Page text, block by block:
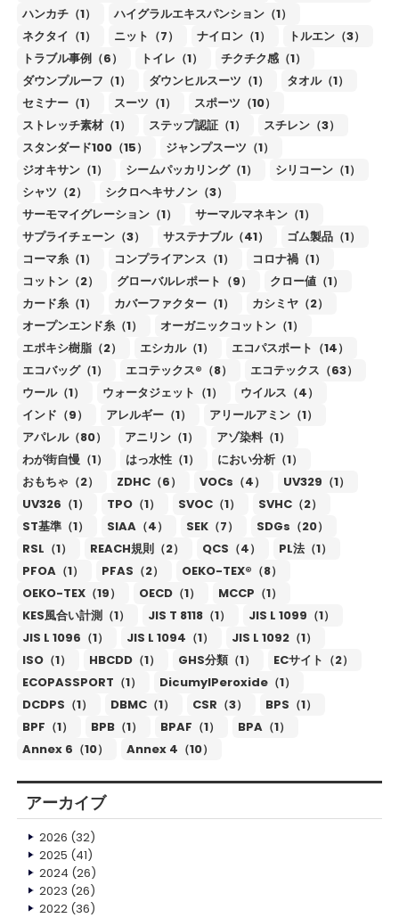
ハンカチ（1）
ハイグラルエキスパンション（1）
ネクタイ（1）
ニット（7） ナイロン（1）
トルエン（3）
トラブル事例（6）
トイレ（1）
チクチク感（1）
ダウンプルーフ（1）
ダウンヒルスーツ（1）
タオル（1）
セミナー（1）
スーツ（1）
スポーツ（10）
ストレッチ素材（1）
ステップ認証（1）
スチレン（3）
スタンダード100（15）
ジャンプスーツ（1）
ジオキサン（1）
シームパッカリング（1）
シリコーン（1）
シャツ（2）
シクロヘキサノン（3）
サーモマイグレーション（1）
サーマルマネキン（1）
サプライチェーン（3）
サステナブル（41）
ゴム製品（1）
コーマ糸（1）
コンプライアンス（1）
コロナ禍（1）
コットン（2）
グローバルレポート（9）
クロー値（1）
カード糸（1）
カバーファクター（1）
カシミヤ（2）
オープンエンド糸（1）
オーガニックコットン（1）
エポキシ樹脂（2）
エシカル（1）
エコパスポート（14）
エコバッグ（1）
エコテックス®（8）
エコテックス（63）
ウール（1）
ウォータジェット（1）
ウイルス（4）
インド（9）
アレルギー（1）
アリールアミン（1）
アパレル（80）
アニリン（1）
アゾ染料（1）
わが街自慢（1）
はっ水性（1）
におい分析（1）
おもちゃ（2）
ZDHC（6） VOCs（4）
UV329（1）
UV326（1）
TPO（1） SVOC（1）
SVHC（2）
ST基準（1）
SIAA（4） SEK（7）
SDGs（20）
RSL（1）
REACH規則（2） QCS（4）
PL法（1）
PFOA（1）
PFAS（2）
OEKO-TEX®（8）
OEKO-TEX（19）
OECD（1）
MCCP（1）
KES風合い計測（1）
JIS T 8118（1）
JIS L 1099（1）
JIS L 1096（1）
JIS L 1094（1）
JIS L 1092（1）
ISO（1）
HBCDD（1） GHS分類（1）
ECサイト（2）
ECOPASSPORT（1）
DicumylPeroxide（1）
DCDPS（1）
DBMC（1） CSR（3）
BPS（1）
BPF（1）
BPB（1） BPAF（1）
BPA（1）
Annex 6（10）
Annex 4（10）
アーカイブ
2026 (32)
2025 (41)
2024 (26)
2023 (26)
2022(36)